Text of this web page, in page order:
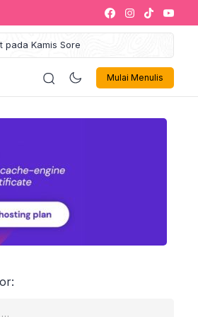
pada Kamis Sore
Maulid Akbar 2025
Jadi Muzakki
Sukses Siap Jadi Ikon
Leadership Training
Inovasi dan Tata Kelola
Akan Dibebaskan
Penerima Manfaat
Mulai Menulis
Politik Olahraga Musik 🎶